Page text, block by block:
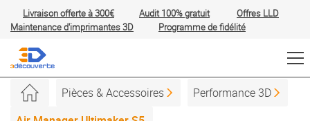
Livraison offerte à 300€ Audit 100% gratuit Offres LLD
Maintenance d'imprimantes 3D
Programme de fidélité
Pièces & Accessoires
Performance 3D